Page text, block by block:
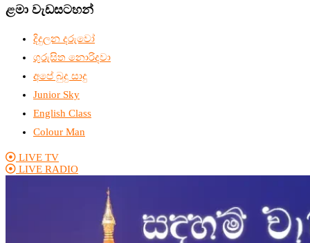
ළමා වැඩසටහන්
දිදුලන දරුවෝ
ගුරුසිත නොරිදවා
අපේ බුදු සාදු
Junior Sky
English Class
Colour Man
LIVE TV
LIVE RADIO